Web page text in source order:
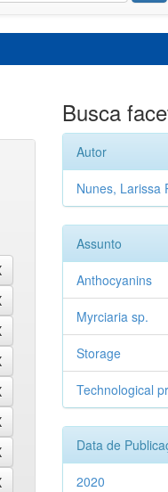
Busca
Autor
Nunes, Larissa
Assunto
Anthocyanins
Myrciaria sp.
Storage
Technological
Data de
2020